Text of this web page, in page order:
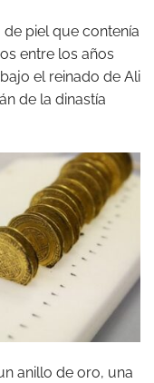
de piel que contenía
entre los años
el reinado de Ali
de la dinastía
anillo de oro, una